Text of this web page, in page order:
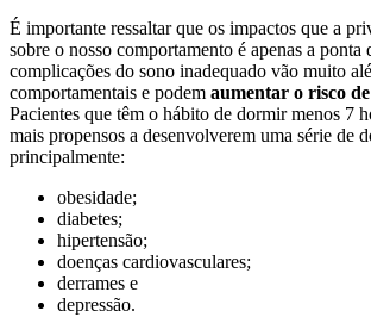
É importante ressaltar que os impactos que a
sobre o nosso comportamento é apenas a ponta
complicações do sono inadequado vão muito
comportamentais e podem aumentar o risco
Pacientes que têm o hábito de dormir menos 7
mais propensos a desenvolverem uma série de
principalmente:
obesidade;
diabetes;
hipertensão;
doenças cardiovasculares;
derrames e
depressão.